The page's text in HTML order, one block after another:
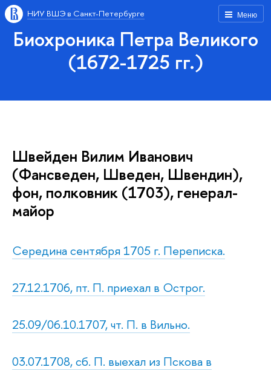
Меню
НИУ ВШЭ в Санкт-Петербурге
Биохроника Петра Великого
(1672-1725 гг.)
Швейден Вилим Иванович
(Фансведен, Шведен, Швендин),
фон, полковник (1703), генерал-
майор
Середина сентября 1705 г. Переписка.
27.12.1706, пт. П. приехал в Острог.
25.09/06.10.1707, чт. П. в Вильно.
03.07.1708, сб. П. выехал из Пскова в